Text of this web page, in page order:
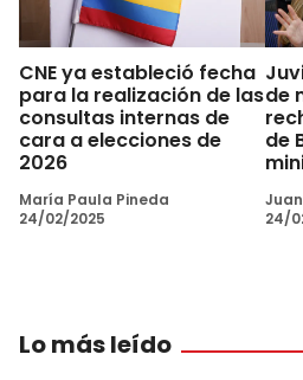
CNE ya estableció fecha
para la realización de las
consultas internas de
cara a elecciones de
2026
María Paula Pineda
24/02/2025
de
de
24/
Lo más leído